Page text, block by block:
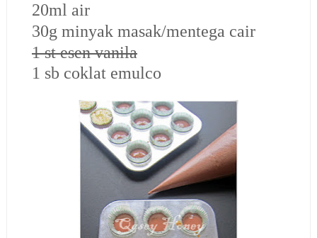
20ml air
30g minyak masak/mentega cair
1 st esen vanila
1 sb coklat emulco